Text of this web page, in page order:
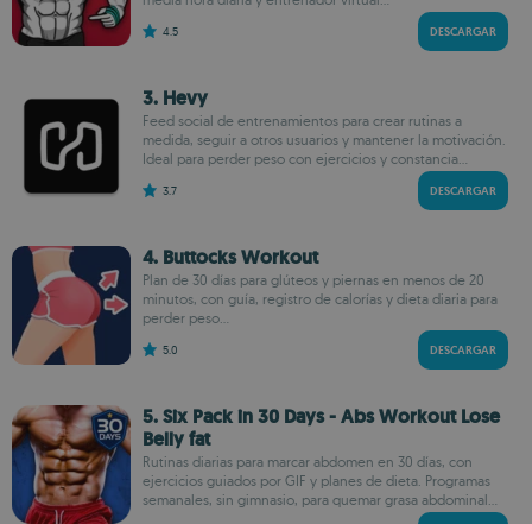
4.5 DESCARGAR
3. Hevy
Feed social de entrenamientos para crear rutinas a
medida, seguir a otros usuarios y mantener la motivación.
Ideal para perder peso con ejercicios y constancia...
3.7 DESCARGAR
4. Buttocks Workout
Plan de 30 días para glúteos y piernas en menos de 20
minutos, con guía, registro de calorías y dieta diaria para
perder peso...
5.0 DESCARGAR
5. Six Pack in 30 Days - Abs Workout Lose
Belly fat
Rutinas diarias para marcar abdomen en 30 días, con
ejercicios guiados por GIF y planes de dieta. Programas
semanales, sin gimnasio, para quemar grasa abdominal...